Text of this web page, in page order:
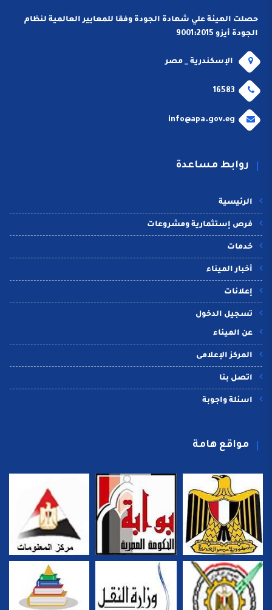
حصلت الهيئة علي شهادة الجودة وفقا للمعايير العالمية لنظام
الجودة أيزو 9001:2015
الإسكندرية _ مصر
16583
info@apa.gov.eg
روابط مساعدة
الرئيسية
فرص إستثمارية ومشروعات
خدمات
أخبار الميناء
إعلانات
تسجيل الدخول
عن الميناء
المركز الإعلامى
اتصل بنا
اسئلة واجوبة
مواقع هامة